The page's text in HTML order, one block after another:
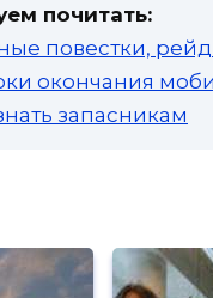
почитать:
повестки,
окончания
запасникам